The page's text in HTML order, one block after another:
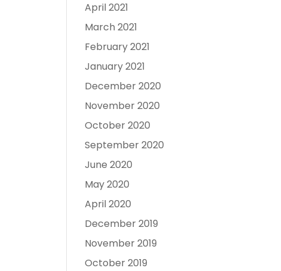
April 2021
March 2021
February 2021
January 2021
December 2020
November 2020
October 2020
September 2020
June 2020
May 2020
April 2020
December 2019
November 2019
October 2019